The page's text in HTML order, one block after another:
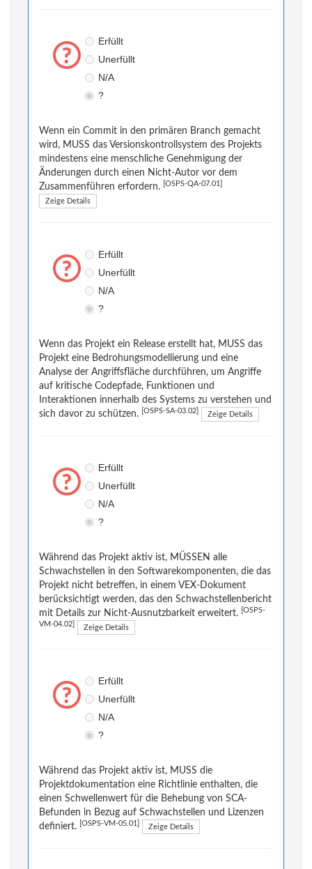
Erfüllt
Unerfüllt
N/A
?
Wenn ein Commit in den primären Branch gemacht
wird, MUSS das Versionskontrollsystem des Projekts
mindestens eine menschliche Genehmigung der
Änderungen durch einen Nicht-Autor vor dem
Zusammenführen erfordern.
[OSPS-QA-07.01]
Zeige Details
Erfüllt
Unerfüllt
N/A
?
Wenn das Projekt ein Release erstellt hat, MUSS das
Projekt eine Bedrohungsmodellierung und eine
Analyse der Angriffsfläche durchführen, um Angriffe
auf kritische Codepfade, Funktionen und
Interaktionen innerhalb des Systems zu verstehen und
sich davor zu schützen.
[OSPS-SA-03.02] Zeige Details
Erfüllt
Unerfüllt
N/A
?
Während das Projekt aktiv ist, MÜSSEN alle
Schwachstellen in den Softwarekomponenten, die das
Projekt nicht betreffen, in einem VEX-Dokument
berücksichtigt werden, das den Schwachstellenbericht
mit Details zur Nicht-Ausnutzbarkeit erweitert.
[OSPS-
VM-04.02] Zeige Details
Erfüllt
Unerfüllt
N/A
?
Während das Projekt aktiv ist, MUSS die
Projektdokumentation eine Richtlinie enthalten, die
einen Schwellenwert für die Behebung von SCA-
Befunden in Bezug auf Schwachstellen und Lizenzen
definiert.
[OSPS-VM-05.01] Zeige Details